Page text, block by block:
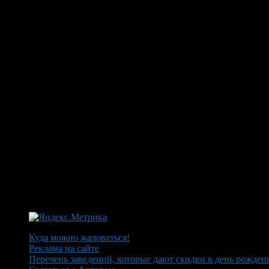
Куда можно жаловаться!
Реклама на сайте
Перечень заведений, которые дают скидки в день